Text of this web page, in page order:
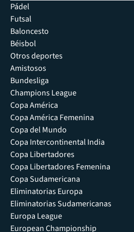
Pádel
Futsal
Baloncesto
Béisbol
Otros deportes
Amistosos
Bundesliga
Champions League
Copa América
Copa América Femenina
Copa del Mundo
Copa Intercontinental India
Copa Libertadores
Copa Libertadores Femenina
Copa Sudamericana
Eliminatorias Europa
Eliminatorias Sudamericanas
Europa League
European Championship